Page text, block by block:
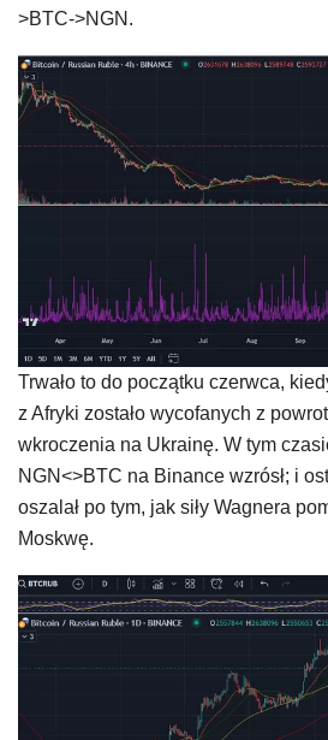
>BTC->NGN.
Trwało to do początku czerwca,
z Afryki zostało wycofanych z
wkroczenia na Ukrainę. W tym
NGN<>BTC na Binance wzrósł; i
oszalał po tym, jak siły Wagnera
Moskwę.